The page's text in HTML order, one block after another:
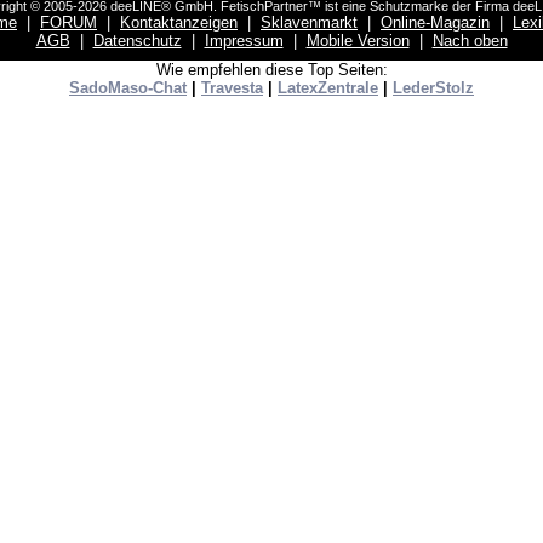
© 2005-2026 deeLINE® GmbH. FetischPartner™ ist eine Schutzmarke der Firma
FORUM Kontaktanzeigen Sklavenmarkt Online-Magazin
AGB
Datenschutz Impressum Mobile Version|
Nach oben
Wie empfehlen diese Top Seiten:
SadoMaso-Chat
Travesta| LatexZentrale LederStolz